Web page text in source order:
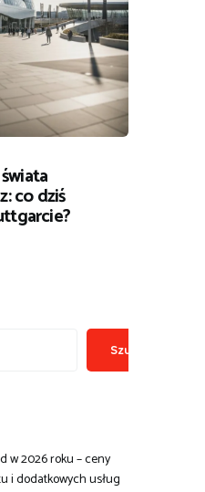
co dziś
Szukaj
w 2026 roku – ceny
i dodatkowych usług